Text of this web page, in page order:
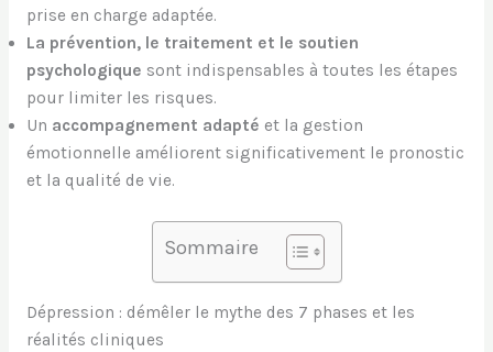
prise en charge adaptée.
La prévention, le traitement et le soutien
psychologique sont indispensables à toutes les étapes
pour limiter les risques.
Un accompagnement adapté et la gestion
émotionnelle améliorent significativement le pronostic
et la qualité de vie.
Sommaire
Dépression : démêler le mythe des 7 phases et les
réalités cliniques